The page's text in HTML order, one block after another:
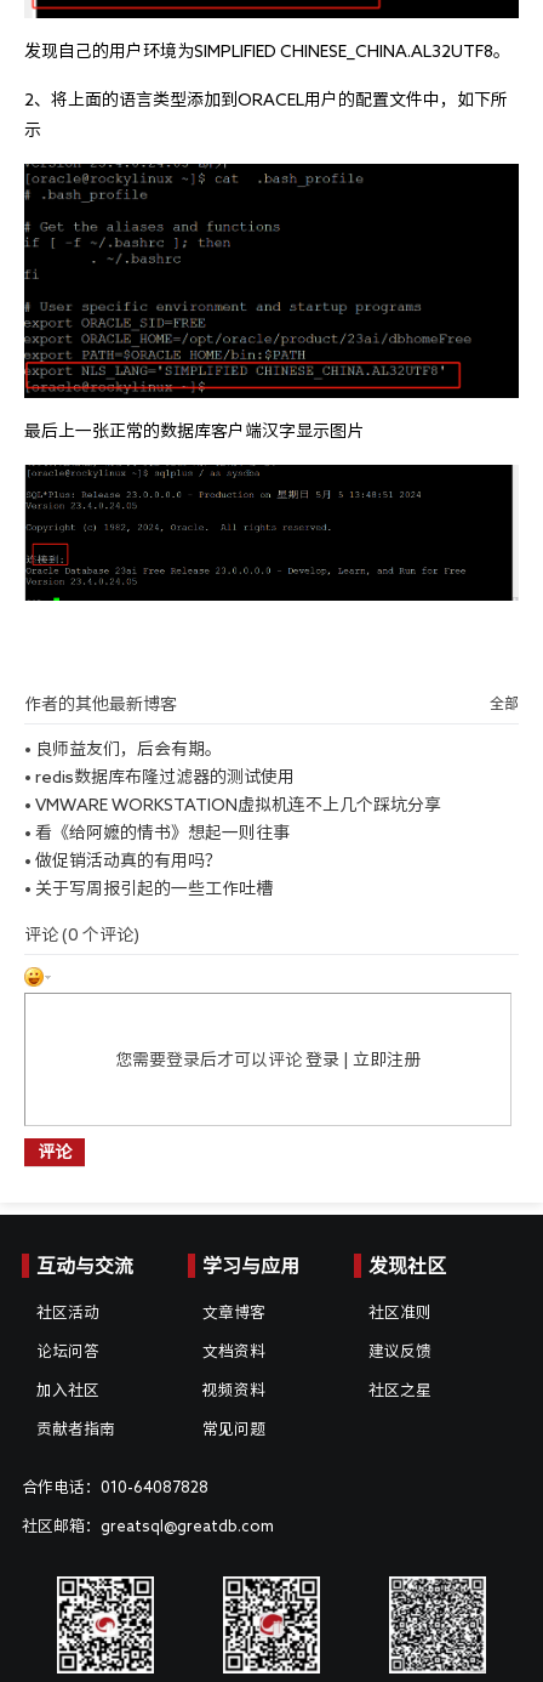
发现自己的用户环境为SIMPLIFIED CHINESE_CHINA.AL32UTF8。
2、将上面的语言类型添加到ORACEL用户的配置文件中，如下所
示
最后上一张正常的数据库客户端汉字显示图片
全部
作者的其他最新博客
• 良师益友们，后会有期。
• redis数据库布隆过滤器的测试使用
• VMWARE WORKSTATION虚拟机连不上几个踩坑分享
• 看《给阿嬷的情书》想起一则往事
• 做促销活动真的有用吗？
• 关于写周报引起的一些工作吐槽
评论 (0 个评论)
您需要登录后才可以评论 登录| 立即注册
评论
互动与交流
社区活动
论坛问答
加入社区
贡献者指南
学习与应用
文章博客
文档资料
视频资料
常见问题
发现社区
社区准则
建议反馈
社区之星
合作电话：010-64087828
社区邮箱：greatsql@greatdb.com